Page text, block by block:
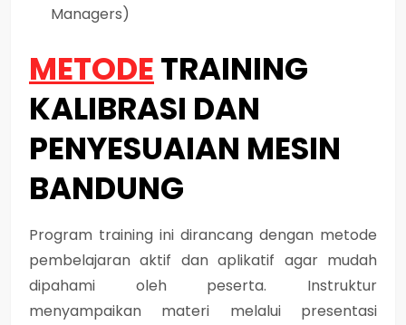
Managers)
METODETRAINING
KALIBRASI DAN
PENYESUAIAN MESIN
BANDUNG
Program training ini dirancang dengan metode
pembelajaran aktif dan aplikatif agar mudah
dipahami oleh peserta. Instruktur
menyampaikan materi melalui presentasi